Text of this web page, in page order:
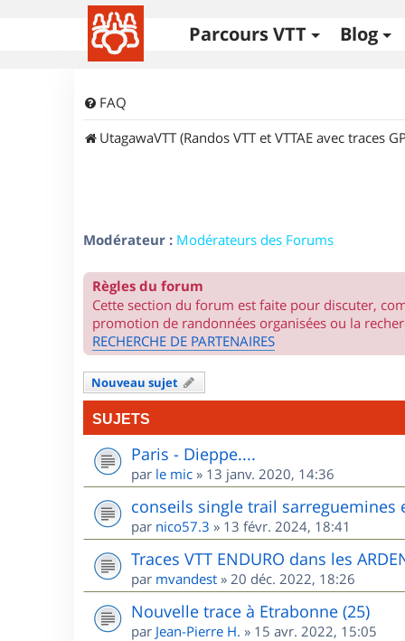
Parcours VTT Blog
FAQ
UtagawaVTT (Randos VTT et VTTAE avec traces
Modérateur : Modérateurs des Forums
Règles du forum
Cette section du forum est faite pour discuter,
promotion de randonnées organisées ou la
RECHERCHE DE PARTENAIRES
Nouveau sujet
SUJETS
Paris - Dieppe....
par le mic » 13 janv. 2020, 14:36
conseils single trail sarreguemines
par nico57.3 » 13 févr. 2024, 18:41
Traces VTT ENDURO dans les
par mvandest » 20 déc. 2022, 18:26
Nouvelle trace à Etrabonne (25)
par Jean-Pierre H. » 15 avr. 2022, 15:05